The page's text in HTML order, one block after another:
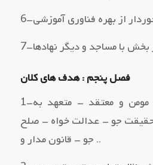
از بهره فناوري آموزشی
بخش با مساجد و دیگر نهادها
فصل پنجم : هدف هاي کلان
1–تربیت انسانی موحد ، مومن و معتقد – متعهد به
جو – عدالت خواه – صلح
جو – قانون مدار و ..